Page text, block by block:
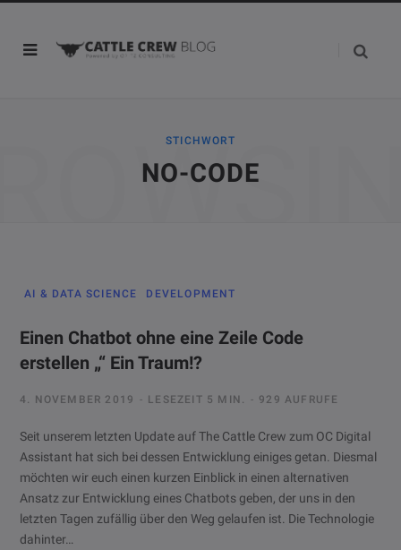
STICHWORT
NO-CODE
AI & DATA SCIENCE DEVELOPMENT
Einen Chatbot ohne eine Zeile Code
erstellen „“ Ein Traum!?
4. NOVEMBER 2019 LESEZEIT 5 MIN. 929 AUFRUFE
Seit unserem letzten Update auf The Cattle Crew zum OC Digital
Assistant hat sich bei dessen Entwicklung einiges getan. Diesmal
möchten wir euch einen kurzen Einblick in einen alternativen
Ansatz zur Entwicklung eines Chatbots geben, der uns in den
letzten Tagen zufällig über den Weg gelaufen ist. Die Technologie
dahinter…